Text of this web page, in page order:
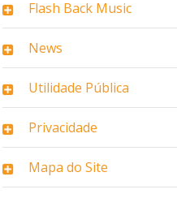
Flash Back Music
News
Utilidade Pública
Privacidade
Mapa do Site